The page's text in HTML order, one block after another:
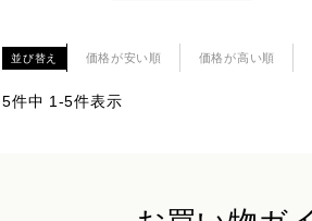
並び替え 価格が安い順 価格が高い順
5件中 1-5件表示